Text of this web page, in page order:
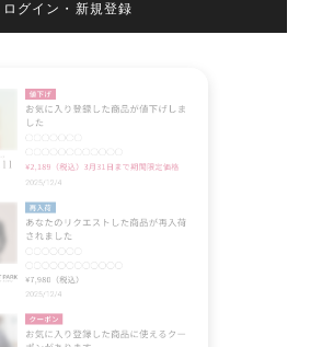
ログイン・新規登録